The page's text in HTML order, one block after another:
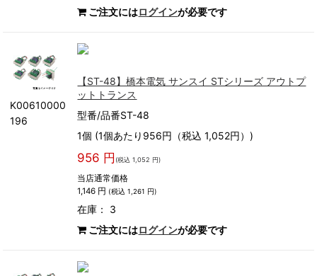
ご注文にはログインが必要です
K00610000
196
【ST-48】橋本電気 サンスイ STシリーズ アウトプ
ットトランス
型番/品番ST-48
1個 (1個あたり956円（税込 1,052円）)
956 円 (税込 1,052 円)
当店通常価格
1,146 円 (税込 1,261 円)
在庫： 3
ご注文にはログインが必要です